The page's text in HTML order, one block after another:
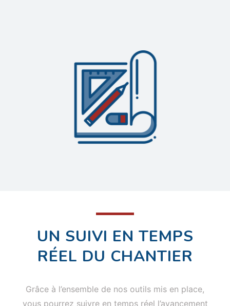
UN SUIVI EN TEMPS
RÉEL DU CHANTIER
Grâce à l’ensemble de nos outils mis en place,
vous pourrez suivre en temps réel l’avancement